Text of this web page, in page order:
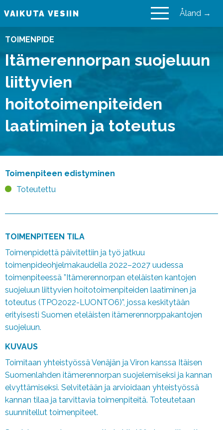
VAIKUTA VESIIN VAIKUTA VESIIN Åland →
TOIMENPIDE
Itämerennorpan suojeluun
liittyvien
hoitotoimenpiteiden
laatiminen ja toteutus
Toimenpiteen edistyminen
Toteutettu
TOIMENPITEEN TILA
Toimenpidettä päivitettiin ja työ jatkuu
toimenpideohjelmakaudella 2022–2027 uudessa
toimenpiteessä ”Itämerennorpan eteläisten kantojen
suojeluun liittyvien hoitotoimenpiteiden laatiminen ja
toteutus (TPO2022-LUONTO6)”, jossa keskitytään
erityisesti Suomen eteläisten itämerennorppakantojen
suojeluun.
KUVAUS
Toimitaan yhteistyössä Venäjän ja Viron kanssa Itäisen
Suomenlahden itämerennorpan suojelemiseksi ja kannan
elvyttämiseksi. Selvitetään ja arvioidaan yhteistyössä
kannan tilaa ja tarvittavia toimenpiteitä. Toteutetaan
suunnitellut toimenpiteet.